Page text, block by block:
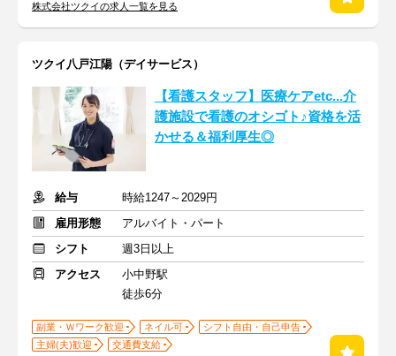
株式会社ツクイの求人一覧を見る
ツクイ八戸江陽（デイサービス）
【看護スタッフ】医療ケアetc...介
護施設で看護のオシゴト♪資格を活
かせる＆福利厚生◎
給与
時給1247～2029円
雇用形態
アルバイト・パート
シフト
週3日以上
アクセス
小中野駅
徒歩6分
副業・Ｗワーク歓迎 ネイル可
シフト自由・自己申告
主婦(夫)歓迎
交通費支給